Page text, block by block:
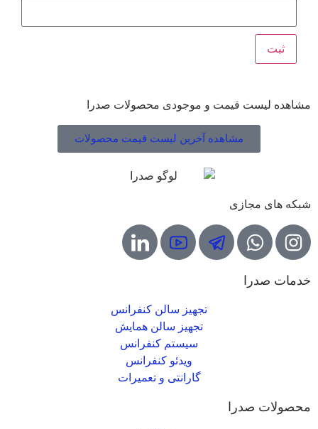
مشاهده لیست قیمت و موجودی محصولات صدرا
مشاهده آخرین لیست قیمت محصولات
شبکه های مجازی
خدمات صدرا
تجهیز سالن کنفرانس
تجهیز سالن همایش
سیستم کنفرانس
ویدئو کنفرانس
گارانتی و تعمیرات
محصولات صدرا